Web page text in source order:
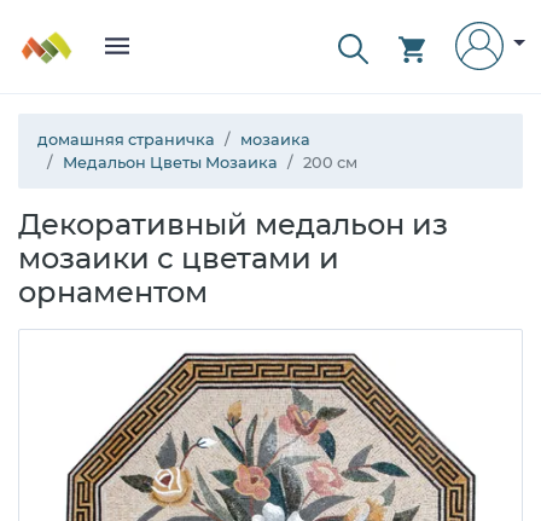
домашняя страничка
мозаика
Медальон Цветы Мозаика
200 см
Декоративный медальон из
мозаики с цветами и
орнаментом